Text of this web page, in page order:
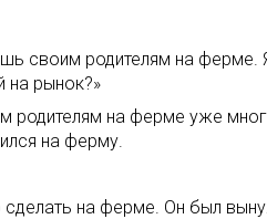
своим родителям на
рынок?»
родителям на ферме уже
на ферму.
на ферме. Он был